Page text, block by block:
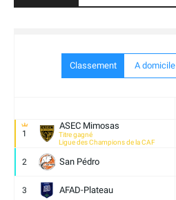
Classement A domicile
1
ASEC Mimosas
Titre gagné
Ligue des Champions de la CAF
2 San Pédro
3 AFAD-Plateau